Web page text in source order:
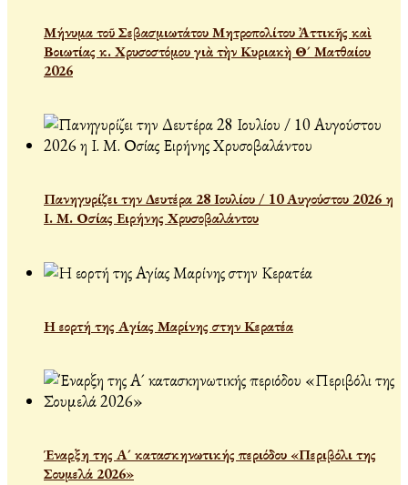
Μήνυμα τοῦ Σεβασμιωτάτου Μητροπολίτου Ἀττικῆς καὶ
Βοιωτίας κ. Χρυσοστόμου γιὰ τὴν Κυριακὴ Θ´ Ματθαίου
2026
Πανηγυρίζει την Δευτέρα 28 Ιουλίου / 10 Αυγούστου 2026 η
Ι. Μ. Οσίας Ειρήνης Χρυσοβαλάντου
Η εορτή της Αγίας Μαρίνης στην Κερατέα
Έναρξη της Α´ κατασκηνωτικής περιόδου «Περιβόλι της
Σουμελά 2026»